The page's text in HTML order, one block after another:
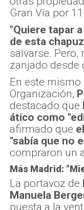
Gran Vía por
"Quiere tapar
de esta
salvarse. Pero,
zanjado desde
En este mismo
Organización,
destacado que
ático como
afirmado que
"sabía que no
compraron un
Más Madrid:
La portavoz de
Manuela
puesta a la